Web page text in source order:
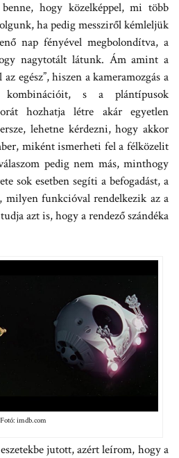
hogy közelképpel, mi több
ha pedig messziről kémleljük
nap fényével megbolondítva, a
nagytotált látunk. Ám amint a
egész”, hiszen a kameramozgás a
kombinációit, s a plántípusok
hozhatja létre akár egyetlen
lehetne kérdezni, hogy akkor
miként ismerheti fel a félközelit
pedig nem más, minthogy
sok esetben segíti a befogadást, a
milyen funkcióval rendelkezik az a
azt is, hogy a rendező szándéka
Fotó: imdb.com
jutott, azért leírom, hogy a